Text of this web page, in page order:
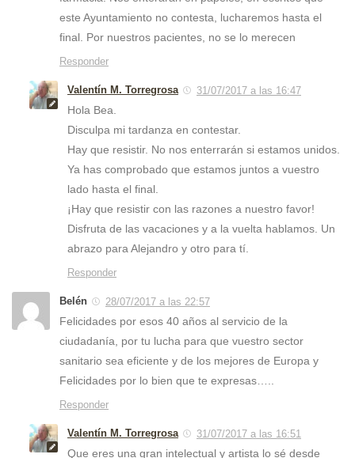
este Ayuntamiento no contesta, lucharemos hasta el
final. Por nuestros pacientes, no se lo merecen
Responder
Valentín M. Torregrosa 31/07/2017 a las 16:47
Hola Bea.
Disculpa mi tardanza en contestar.
Hay que resistir. No nos enterrarán si estamos unidos.
Ya has comprobado que estamos juntos a vuestro
lado hasta el final.
¡Hay que resistir con las razones a nuestro favor!
Disfruta de las vacaciones y a la vuelta hablamos. Un
abrazo para Alejandro y otro para tí.
Responder
Belén 28/07/2017 a las 22:57
Felicidades por esos 40 años al servicio de la
ciudadanía, por tu lucha para que vuestro sector
sanitario sea eficiente y de los mejores de Europa y
Felicidades por lo bien que te expresas…..
Responder
Valentín M. Torregrosa 31/07/2017 a las 16:51
Que eres una gran intelectual y artista lo sé desde